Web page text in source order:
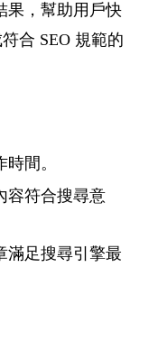
果，幫助用戶快
合 SEO 規範的
間。
容符合搜尋意
滿足搜尋引擎最